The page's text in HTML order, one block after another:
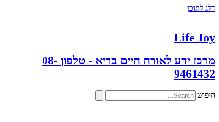
דלג לתוכן
Life Joy
מרכז ידע לאורח חיים בריא - טלפון 08-
9461432
חיפוש